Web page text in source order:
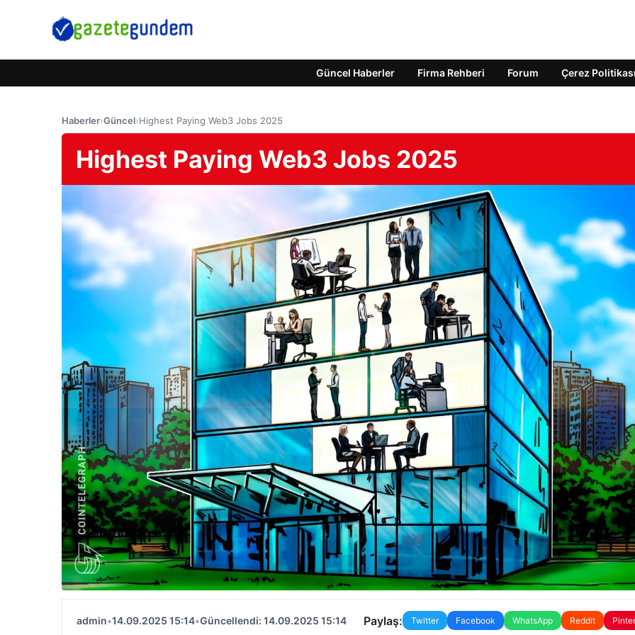
Güncel Haberler Firma Rehberi Forum Çerez Politikası
Haberler›Güncel›Highest Paying Web3 Jobs 2025
Highest Paying Web3 Jobs 2025
admin•14.09.2025 15:14•Güncellendi: 14.09.2025 15:14 Paylaş: Twitter Facebook WhatsApp Reddit